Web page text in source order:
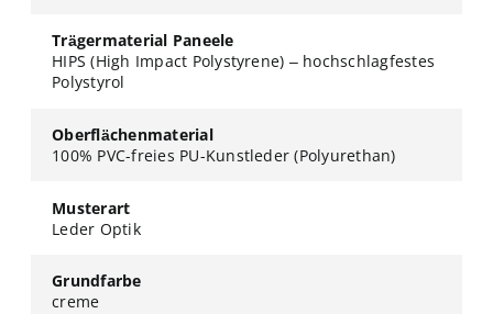
Trägermaterial Paneele
HIPS (High Impact Polystyrene) – hochschlagfestes
Polystyrol
Oberflächenmaterial
100% PVC-freies PU-Kunstleder (Polyurethan)
Musterart
Leder Optik
Grundfarbe
creme